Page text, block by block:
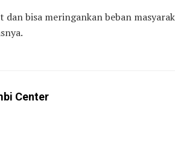
bisa meringankan beban
Center